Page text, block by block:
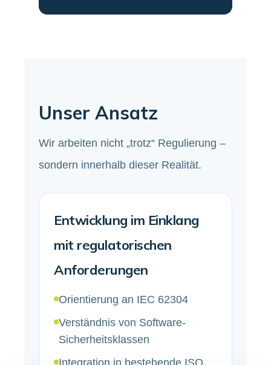
Unser Ansatz
Wir arbeiten nicht „trotz“ Regulierung –
sondern innerhalb dieser Realität.
Entwicklung im Einklang
mit regulatorischen
Anforderungen
Orientierung an IEC 62304
Verständnis von Software-
Sicherheitsklassen
Integration in bestehende ISO